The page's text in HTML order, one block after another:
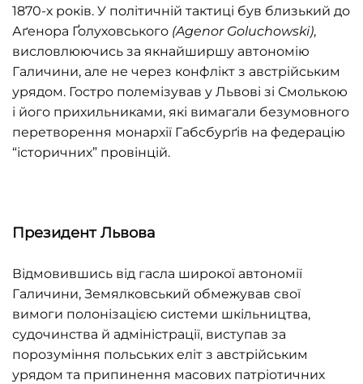
1870-х років. У політичній тактиці був близький до
Аґенора Ґолуховського (Agenor Goluchowski),
висловлюючись за якнайширшу автономію
Галичини, але не через конфлікт з австрійським
урядом. Гостро полемізував у Львові зі Смолькою
і його прихильниками, які вимагали безумовного
перетворення монархії Габсбурґів на федерацію
“історичних” провінцій.
Президент Львова
Відмовившись від гасла широкої автономії
Галичини, Земялковський обмежував свої
вимоги полонізацією системи шкільництва,
судочинства й адміністрації, виступав за
порозуміння польських еліт з австрійським
урядом та припинення масових патріотичних